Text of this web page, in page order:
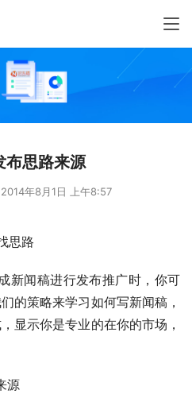
布思路来源
2014年8月1日 上午8:57
思路
的策略来学习如何写新闻稿，
显示你是专业的在你的市场，
源